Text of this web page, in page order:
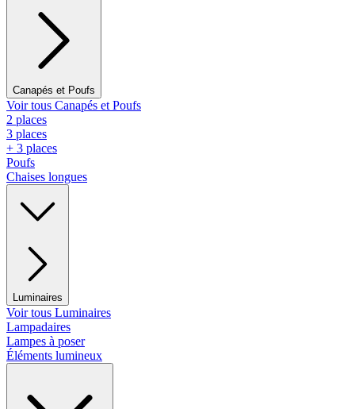
Canapés et Poufs
Voir tous Canapés et Poufs
2 places
3 places
+ 3 places
Poufs
Chaises longues
Luminaires
Voir tous Luminaires
Lampadaires
Lampes à poser
Éléments lumineux